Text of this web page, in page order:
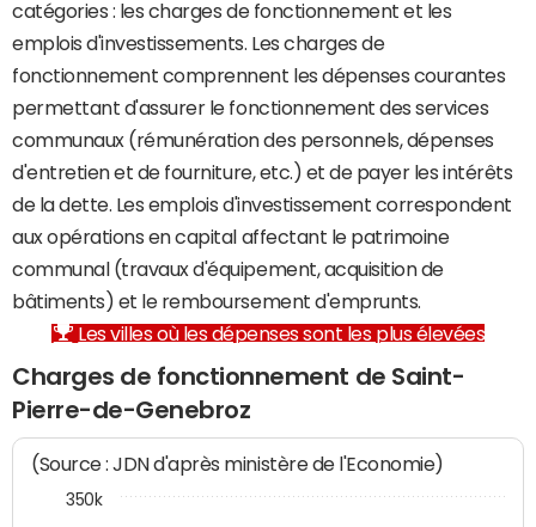
catégories : les charges de fonctionnement et les
emplois d'investissements. Les charges de
fonctionnement comprennent les dépenses courantes
permettant d'assurer le fonctionnement des services
communaux (rémunération des personnels, dépenses
d'entretien et de fourniture, etc.) et de payer les intérêts
de la dette. Les emplois d'investissement correspondent
aux opérations en capital affectant le patrimoine
communal (travaux d'équipement, acquisition de
bâtiments) et le remboursement d'emprunts.
Les villes où les dépenses sont les plus élevées
Charges de fonctionnement de Saint-
Pierre-de-Genebroz
(Source : JDN d'après ministère de l'Economie)
350k